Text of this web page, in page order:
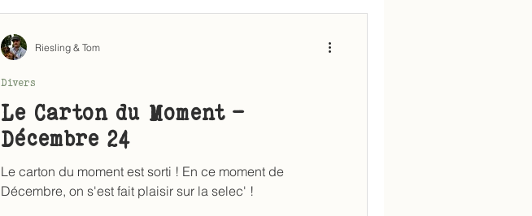
Le Carton du Moment -
Décembre 24
Le carton du moment est sorti ! En ce moment de
Décembre, on s'est fait plaisir sur la selec' !
Divers
Riesling & Tom